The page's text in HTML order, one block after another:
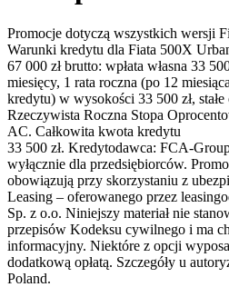
Promocje dotyczą wszystkich wersji
Warunki kredytu dla Fiata 500X
67 000 zł brutto: wpłata własna 33
miesięcy, 1 rata roczna (po 12
kredytu) w wysokości 33 500 zł,
Rzeczywista Roczna Stopa
AC. Całkowita kwota kredytu
33 500 zł. Kredytodawca: FCA-
wyłącznie dla przedsiębiorców.
obowiązują przy skorzystaniu z
Leasing – oferowanego przez
Sp. z o.o. Niniejszy materiał nie
przepisów Kodeksu cywilnego i ma
informacyjny. Niektóre z opcji
dodatkową opłatą. Szczegóły u
Poland.